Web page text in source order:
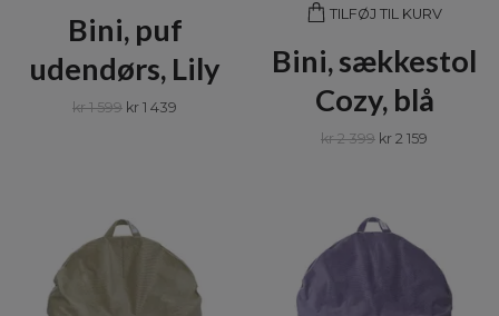
Bini, puf
udendørs, Lily
kr 1 599 kr 1 439
TILFØJ TIL KURV
Bini, sækkestol
Cozy, blå
kr 2 399 kr 2 159